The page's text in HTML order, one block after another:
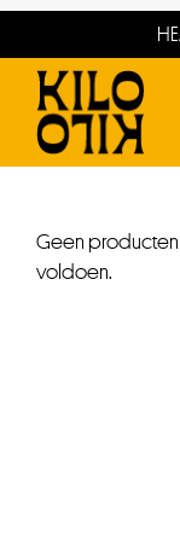
Ga
inhoud
webshop
Geen
voldoen.